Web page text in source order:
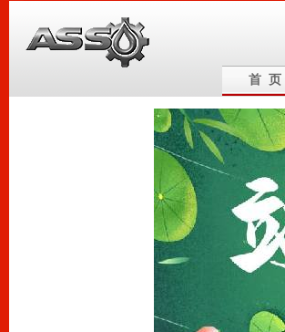
首 页